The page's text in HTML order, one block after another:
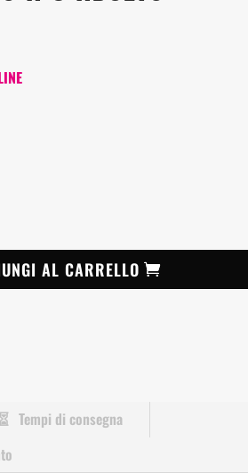
AL CARRELLO
Tempi di consegna